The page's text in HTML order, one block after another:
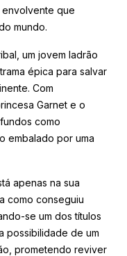
envolvente que
mundo.
um jovem ladrão
épica para salvar
Com
Garnet e o
como
embalado por uma
apenas na sua
como conseguiu
se um dos títulos
possibilidade de um
prometendo reviver